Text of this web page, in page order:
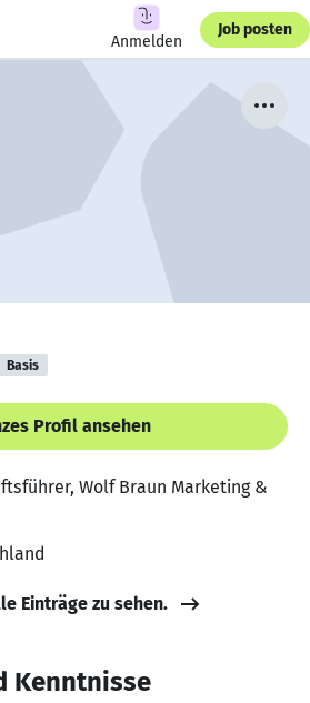
Anmelden
Job posten
Basis
Profil ansehen
Wolf Braun Marketing &
Einträge zu sehen.
Kenntnisse